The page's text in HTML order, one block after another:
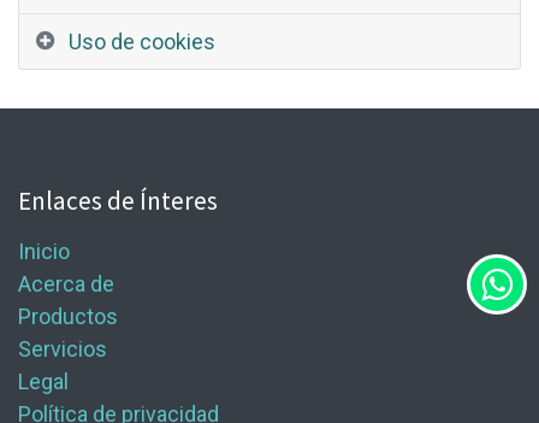
Uso de cookies
Enlaces de Ínteres
Inicio
Acerca de
Productos
Servicios
Legal
Política de privacidad